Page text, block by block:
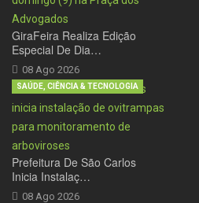
GiraFeira Realiza Edição
Especial De Dia…
08 Ago 2026
Prefeitura De São Carlos
Inicia Instalaç…
08 Ago 2026
SAÚDE, CIÊNCIA & TECNOLOGIA